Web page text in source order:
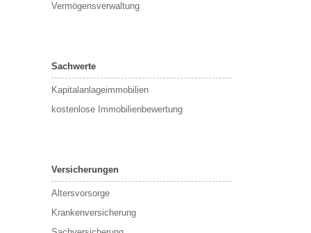
Vermögensverwaltung
Sachwerte
Kapitalanlageimmobilien
kostenlose Immobilienbewertung
Versicherungen
Altersvorsorge
Krankenversicherung